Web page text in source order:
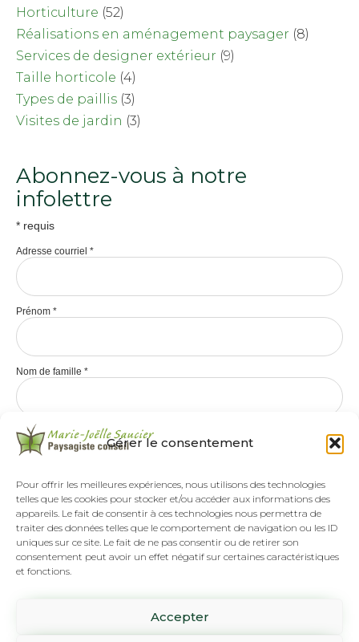
Gérer le consentement
Pour offrir les meilleures expériences, nous utilisons des technologies
telles que les cookies pour stocker et/ou accéder aux informations des
appareils. Le fait de consentir à ces technologies nous permettra de
traiter des données telles que le comportement de navigation ou les ID
uniques sur ce site. Le fait de ne pas consentir ou de retirer son
consentement peut avoir un effet négatif sur certaines caractéristiques
et fonctions.
Accepter
Horticulture (52)
Réalisations en aménagement paysager (8)
Services de designer extérieur (9)
Taille horticole (4)
Types de paillis (3)
Visites de jardin (3)
Abonnez-vous à notre
infolettre
* requis
Adresse courriel *
Prénom *
Nom de famille *
SUR RENDEZ-VOUS SEULEMENT